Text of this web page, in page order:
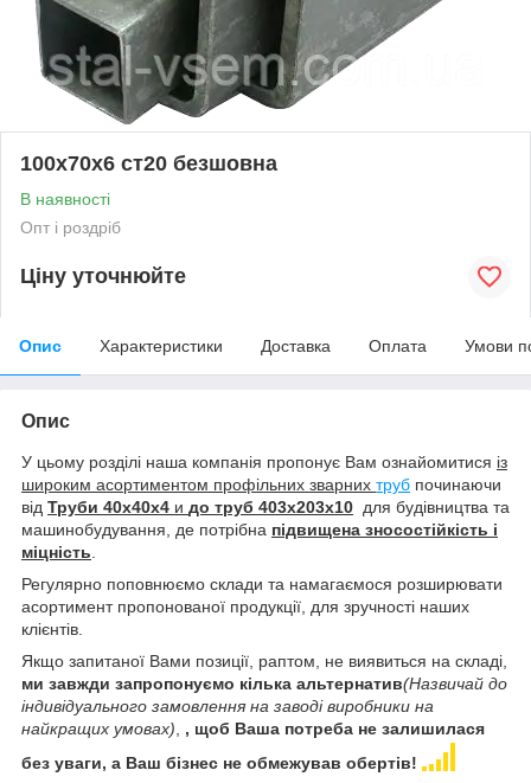
100х70х6 ст20 безшовна
В наявності
Опт і роздріб
Ціну уточнюйте
Опис Характеристики Доставка Оплата Умови
Опис
У цьому розділі наша компанія пропонує Вам ознайомитися із
широким асортиментом профільних зварних труб починаючи
від Труби 40х40х4 и до труб 403х203х10 для будівництва та
машинобудування, де потрібна підвищена зносостійкість і
міцність
Регулярно поповнюємо склади та намагаємося розширювати
асортимент пропонованої продукції, для зручності наших
клієнтів.
Якщо запитаної Вами позиції, раптом, не виявиться на складі,
ми завжди запропонуємо кілька альтернатив(Назвичай до
індивідуального замовлення на заводі виробники на
найкращих умовах)
, щоб Ваша потреба не залишилася
без уваги, а Ваш бізнес не обмежував обертів!